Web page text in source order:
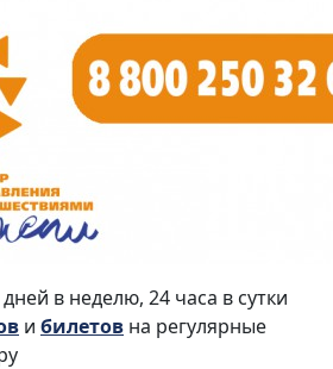
дней в неделю, 24 часа в сутки
и билетов на регулярные